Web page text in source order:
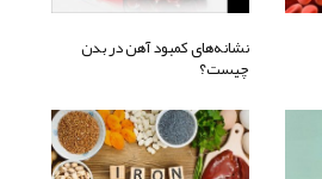
نشانه‌های کمبود آهن در بدن
چیست؟